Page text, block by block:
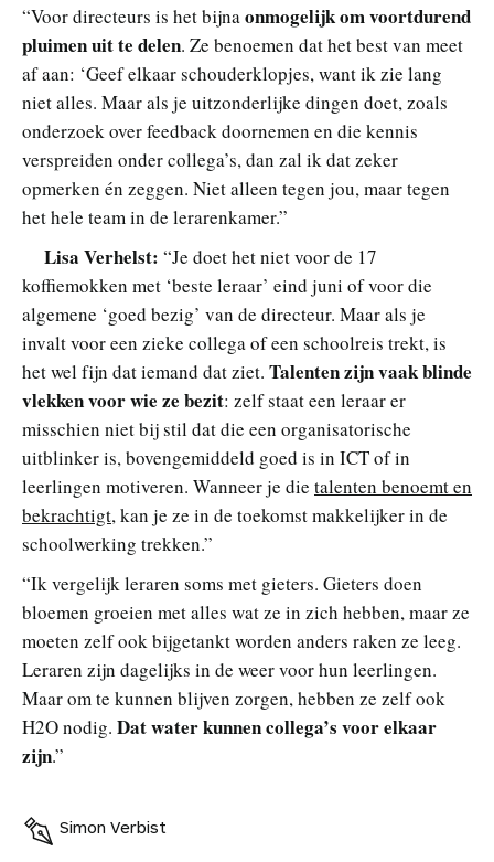
“Voor directeurs is het bijna onmogelijk om voortdurend
pluimen uit te delen. Ze benoemen dat het best van meet
af aan: ‘Geef elkaar schouderklopjes, want ik zie lang
niet alles. Maar als je uitzonderlijke dingen doet, zoals
onderzoek over feedback doornemen en die kennis
verspreiden onder collega’s, dan zal ik dat zeker
opmerken én zeggen. Niet alleen tegen jou, maar tegen
het hele team in de lerarenkamer.”
Lisa Verhelst: “Je doet het niet voor de 17
koffiemokken met ‘beste leraar’ eind juni of voor die
algemene ‘goed bezig’ van de directeur. Maar als je
invalt voor een zieke collega of een schoolreis trekt, is
het wel fijn dat iemand dat ziet. Talenten zijn vaak blinde
vlekken voor wie ze bezit: zelf staat een leraar er
misschien niet bij stil dat die een organisatorische
uitblinker is, bovengemiddeld goed is in ICT of in
leerlingen motiveren. Wanneer je die talenten benoemt en
bekrachtigt, kan je ze in de toekomst makkelijker in de
schoolwerking trekken.”
“Ik vergelijk leraren soms met gieters. Gieters doen
bloemen groeien met alles wat ze in zich hebben, maar ze
moeten zelf ook bijgetankt worden anders raken ze leeg.
Leraren zijn dagelijks in de weer voor hun leerlingen.
Maar om te kunnen blijven zorgen, hebben ze zelf ook
H2O nodig. Dat water kunnen collega’s voor elkaar
zijn.”
Simon Verbist